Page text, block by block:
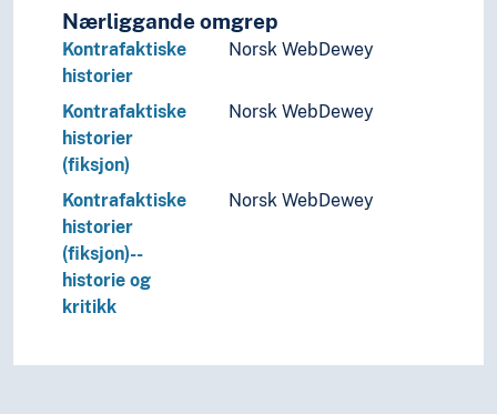
Nærliggande omgrep
Kontrafaktiske
historier
Norsk WebDewey
Kontrafaktiske
historier
(fiksjon)
Norsk WebDewey
Kontrafaktiske
historier
(fiksjon)--
historie og
kritikk
Norsk WebDewey